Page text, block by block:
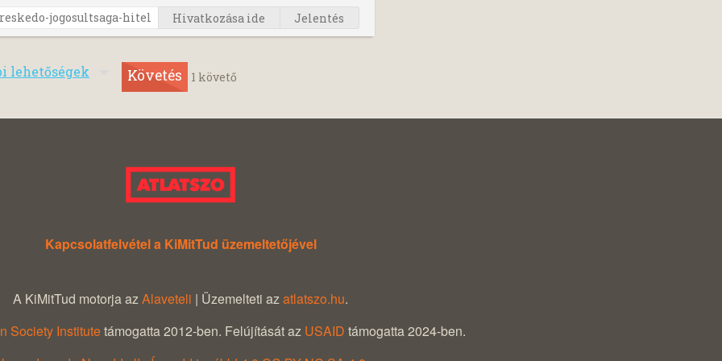
Hivatkozása ide Jelentés
lehetőségek Követés 1 követő
Kapcsolatfelvétel a KiMitTud üzemeltetőjével
A KiMitTud motorja azAlaveteli | Üzemelteti azatlatszo.hu.
Society Institutetámogatta 2012-ben. Felújítását az USAID támogatta 2024-ben.